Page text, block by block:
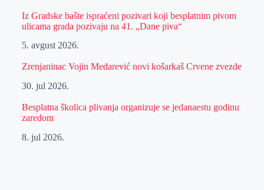
Iz Gradske bašte ispraćeni pozivari koji besplatnim pivom
ulicama grada pozivaju na 41. „Dane piva“
5. avgust 2026.
Zrenjaninac Vojin Medarević novi košarkaš Crvene zvezde
30. jul 2026.
Besplatna školica plivanja organizuje se jedanaestu godinu
zaredom
8. jul 2026.